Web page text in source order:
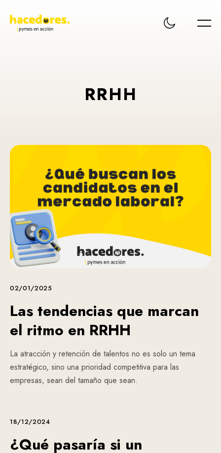
RRHH
02/01/2025
Las tendencias que marcan
el ritmo en RRHH
La atracción y retención de talentos no es solo un tema
estratégico, sino una prioridad competitiva para las
empresas, sean del tamaño que sean.
18/12/2024
¿Qué pasaría si un